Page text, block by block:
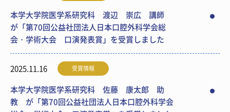
本学大学院医学系研究科 渡辺 崇広 講師
が「第70回公益社団法人日本口腔外科学会総
会・学術大会 口演発表賞」を受賞しました
2025.11.16 受賞情報
本学大学院医学系研究科 佐藤 康太郎 助
教 が「第70回公益社団法人日本口腔外科学会